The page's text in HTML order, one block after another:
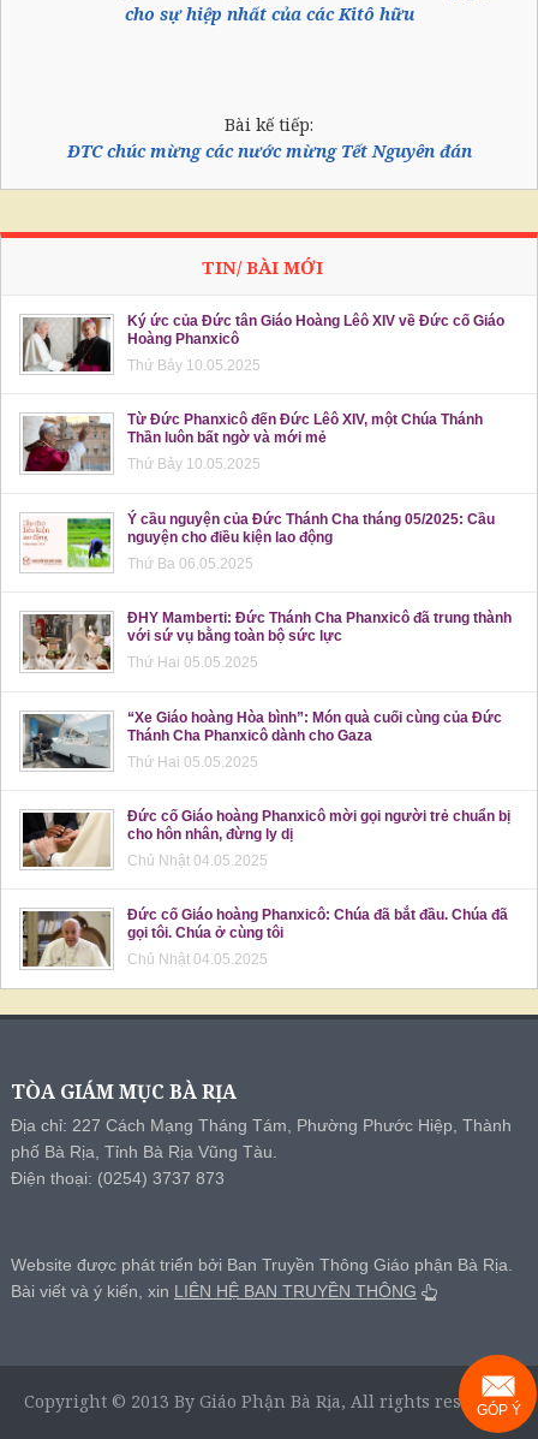
cho sự hiệp nhất của các Kitô hữu
Bài kế tiếp:
ĐTC chúc mừng các nước mừng Tết Nguyên đán
TIN/ BÀI MỚI
Ký ức của Đức tân Giáo Hoàng Lêô XIV về Đức cố Giáo
Hoàng Phanxicô
Thứ Bảy 10.05.2025
Từ Đức Phanxicô đến Đức Lêô XIV, một Chúa Thánh
Thần luôn bất ngờ và mới mẻ
Thứ Bảy 10.05.2025
Ý cầu nguyện của Đức Thánh Cha tháng 05/2025: Cầu
nguyện cho điều kiện lao động
Thứ Ba 06.05.2025
ĐHY Mamberti: Đức Thánh Cha Phanxicô đã trung thành
với sứ vụ bằng toàn bộ sức lực
Thứ Hai 05.05.2025
“Xe Giáo hoàng Hòa bình”: Món quà cuối cùng của Đức
Thánh Cha Phanxicô dành cho Gaza
Thứ Hai 05.05.2025
Đức cố Giáo hoàng Phanxicô mời gọi người trẻ chuẩn bị
cho hôn nhân, đừng ly dị
Chủ Nhật 04.05.2025
Đức cố Giáo hoàng Phanxicô: Chúa đã bắt đầu. Chúa đã
gọi tôi. Chúa ở cùng tôi
Chủ Nhật 04.05.2025
TÒA GIÁM MỤC BÀ RỊA
Địa chỉ: 227 Cách Mạng Tháng Tám, Phường Phước Hiệp, Thành
phố Bà Rịa, Tỉnh Bà Rịa Vũng Tàu.
Điện thoại: (0254) 3737 873
Website được phát triển bởi Ban Truyền Thông Giáo phận Bà Rịa.
Bài viết và ý kiến, xin LIÊN HỆ BAN TRUYỀN THÔNG
Copyright © 2013 By Giáo Phận Bà Rịa, All rights reserved.
GÓP Ý